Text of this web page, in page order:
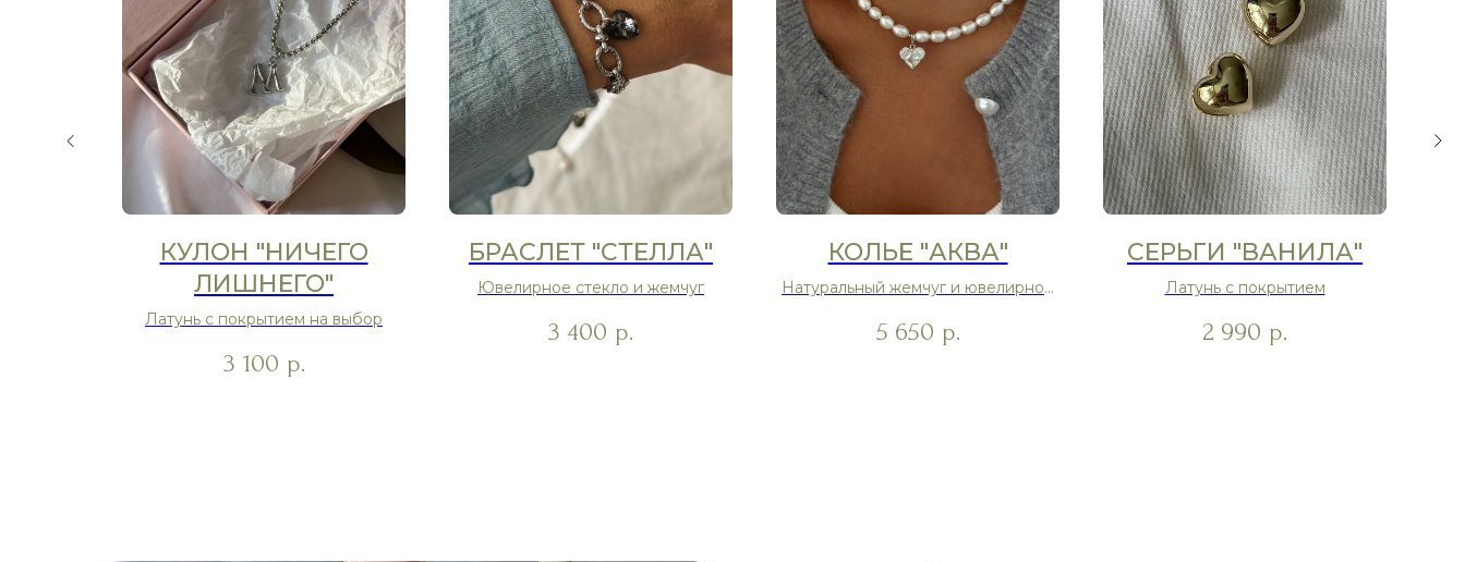
КУЛОН "НИЧЕГО
ЛИШНЕГО"
Латунь с покрытием на выбор
3 100 р.
БРАСЛЕТ "СТЕЛЛА"
Ювелирное стекло и жемчуг
3 400 р.
КОЛЬЕ "АКВА"
Натуральный жемчуг и ювелирное
5 650 р.
СЕРЬГИ "ВАНИЛА"
Латунь с покрытием
2 990 р.